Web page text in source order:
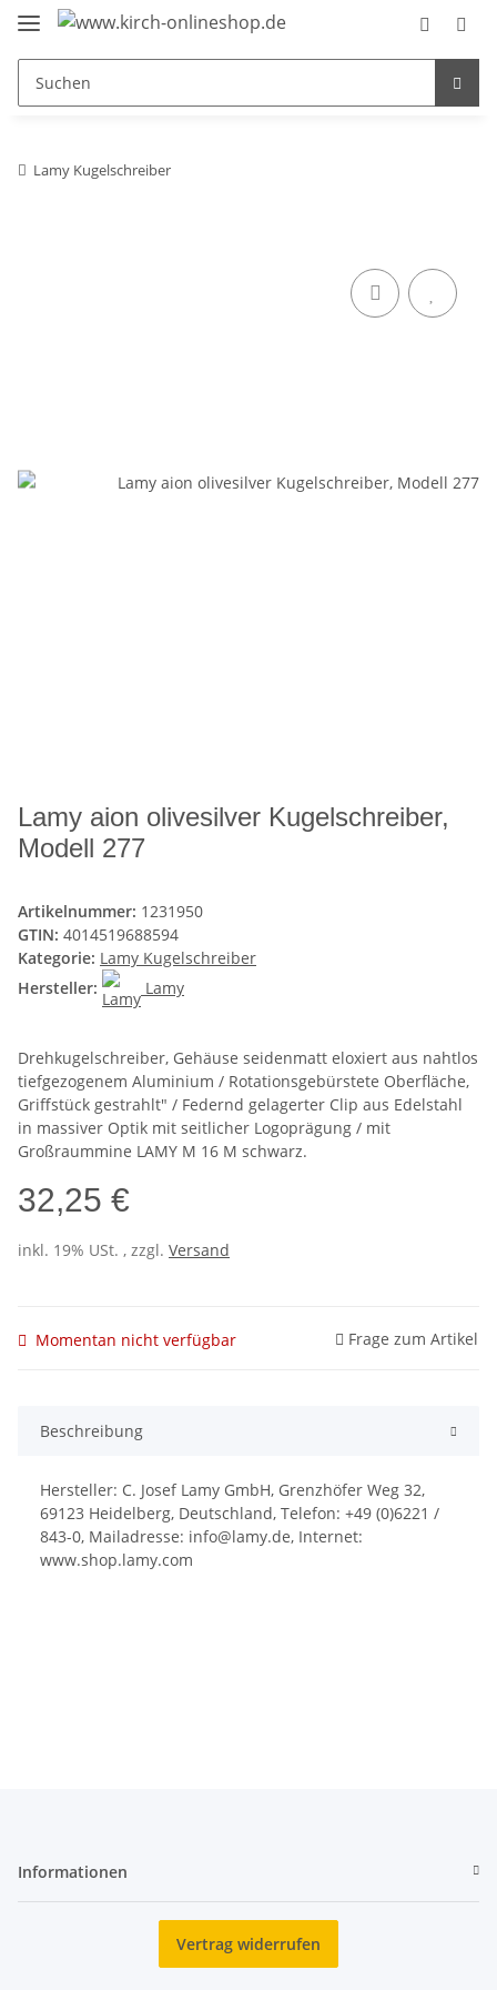
Lamy Kugelschreiber
Lamy aion olivesilver Kugelschreiber,
Modell 277
Artikelnummer: 1231950
GTIN: 4014519688594
Kategorie: Lamy Kugelschreiber
Hersteller:
Lamy
Drehkugelschreiber, Gehäuse seidenmatt eloxiert aus nahtlos
tiefgezogenem Aluminium / Rotationsgebürstete Oberfläche,
Griffstück gestrahlt" / Federnd gelagerter Clip aus Edelstahl
in massiver Optik mit seitlicher Logoprägung / mit
Großraummine LAMY M 16 M schwarz.
32,25 €
inkl. 19% USt. , zzgl. Versand
Momentan nicht verfügbar Frage zum Artikel
Beschreibung
Hersteller: C. Josef Lamy GmbH, Grenzhöfer Weg 32,
69123 Heidelberg, Deutschland, Telefon: +49 (0)6221 /
843-0, Mailadresse: info@lamy.de, Internet:
www.shop.lamy.com
Informationen
Vertrag widerrufen